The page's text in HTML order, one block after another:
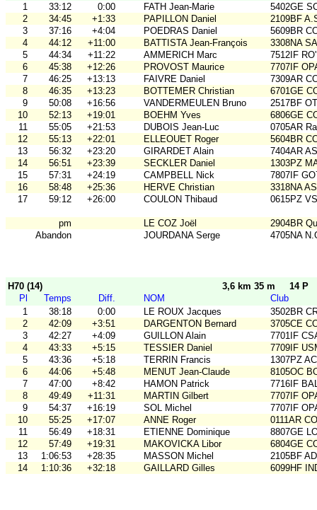
1
33:12 0:00 FATH Jean-Marie
5402GE
2
34:45 +1:33 PAPILLON Daniel
2109BF
3
37:16 +4:04 POEDRAS Daniel
5609BR
4
44:12 +11:00 BATTISTA Jean-François
3308NA
5
44:34 +11:22 AMMERICH Marc
7512IF
6
45:38 +12:26 PROVOST Maurice
7707IF
7
46:25 +13:13 FAIVRE Daniel
7309AR
8
46:35 +13:23 BOTTEMER Christian
6701GE
9
50:08 +16:56 VANDERMEULEN Bruno
2517BF
10
52:13 +19:01 BOEHM Yves
6806GE
11
55:05 +21:53 DUBOIS Jean-Luc
0705AR
12
55:13 +22:01 ELLEOUET Roger
5604BR
13
56:32 +23:20 GIRARDET Alain
7404AR
14
56:51 +23:39 SECKLER Daniel
1303PZ
15
57:31 +24:19 CAMPBELL Nick
7807IF
16
58:48 +25:36 HERVE Christian
3318NA
17
59:12 +26:00 COULON Thibaud 0615PZ
pm LE COZ Joël
2904BR
Abandon
JOURDANA Serge 4705NA
H70 (14) 3,6 km 35 m
14 P
Pl
Temps Diff. NOM
Club
1
38:18 0:00 LE ROUX Jacques
3502BR
2
42:09 +3:51 DARGENTON Bernard
3705CE
3
42:27 +4:09 GUILLON Alain
7701IF
4
43:33 +5:15 TESSIER Daniel
7709IF
5
43:36 +5:18 TERRIN Francis
1307PZ
6
44:06 +5:48 MENUT Jean-Claude
8105OC
7
47:00 +8:42 HAMON Patrick
7716IF
8
49:49 +11:31 MARTIN Gilbert
7707IF
9
54:37 +16:19 SOL Michel
7707IF
10
55:25 +17:07 ANNE Roger
0111AR
11
56:49 +18:31 ETIENNE Dominique
8807GE
12
57:49 +19:31 MAKOVICKA Libor
6804GE
13
1:06:53 +28:35 MASSON Michel
2105BF
14
1:10:36 +32:18 GAILLARD Gilles 6099HF